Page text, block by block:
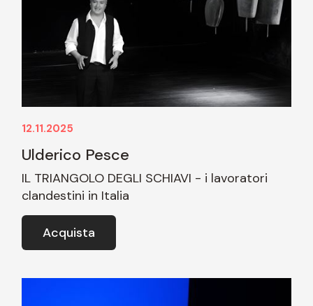
12.11.2025
Ulderico Pesce
IL TRIANGOLO DEGLI SCHIAVI - i lavoratori
clandestini in Italia
Acquista